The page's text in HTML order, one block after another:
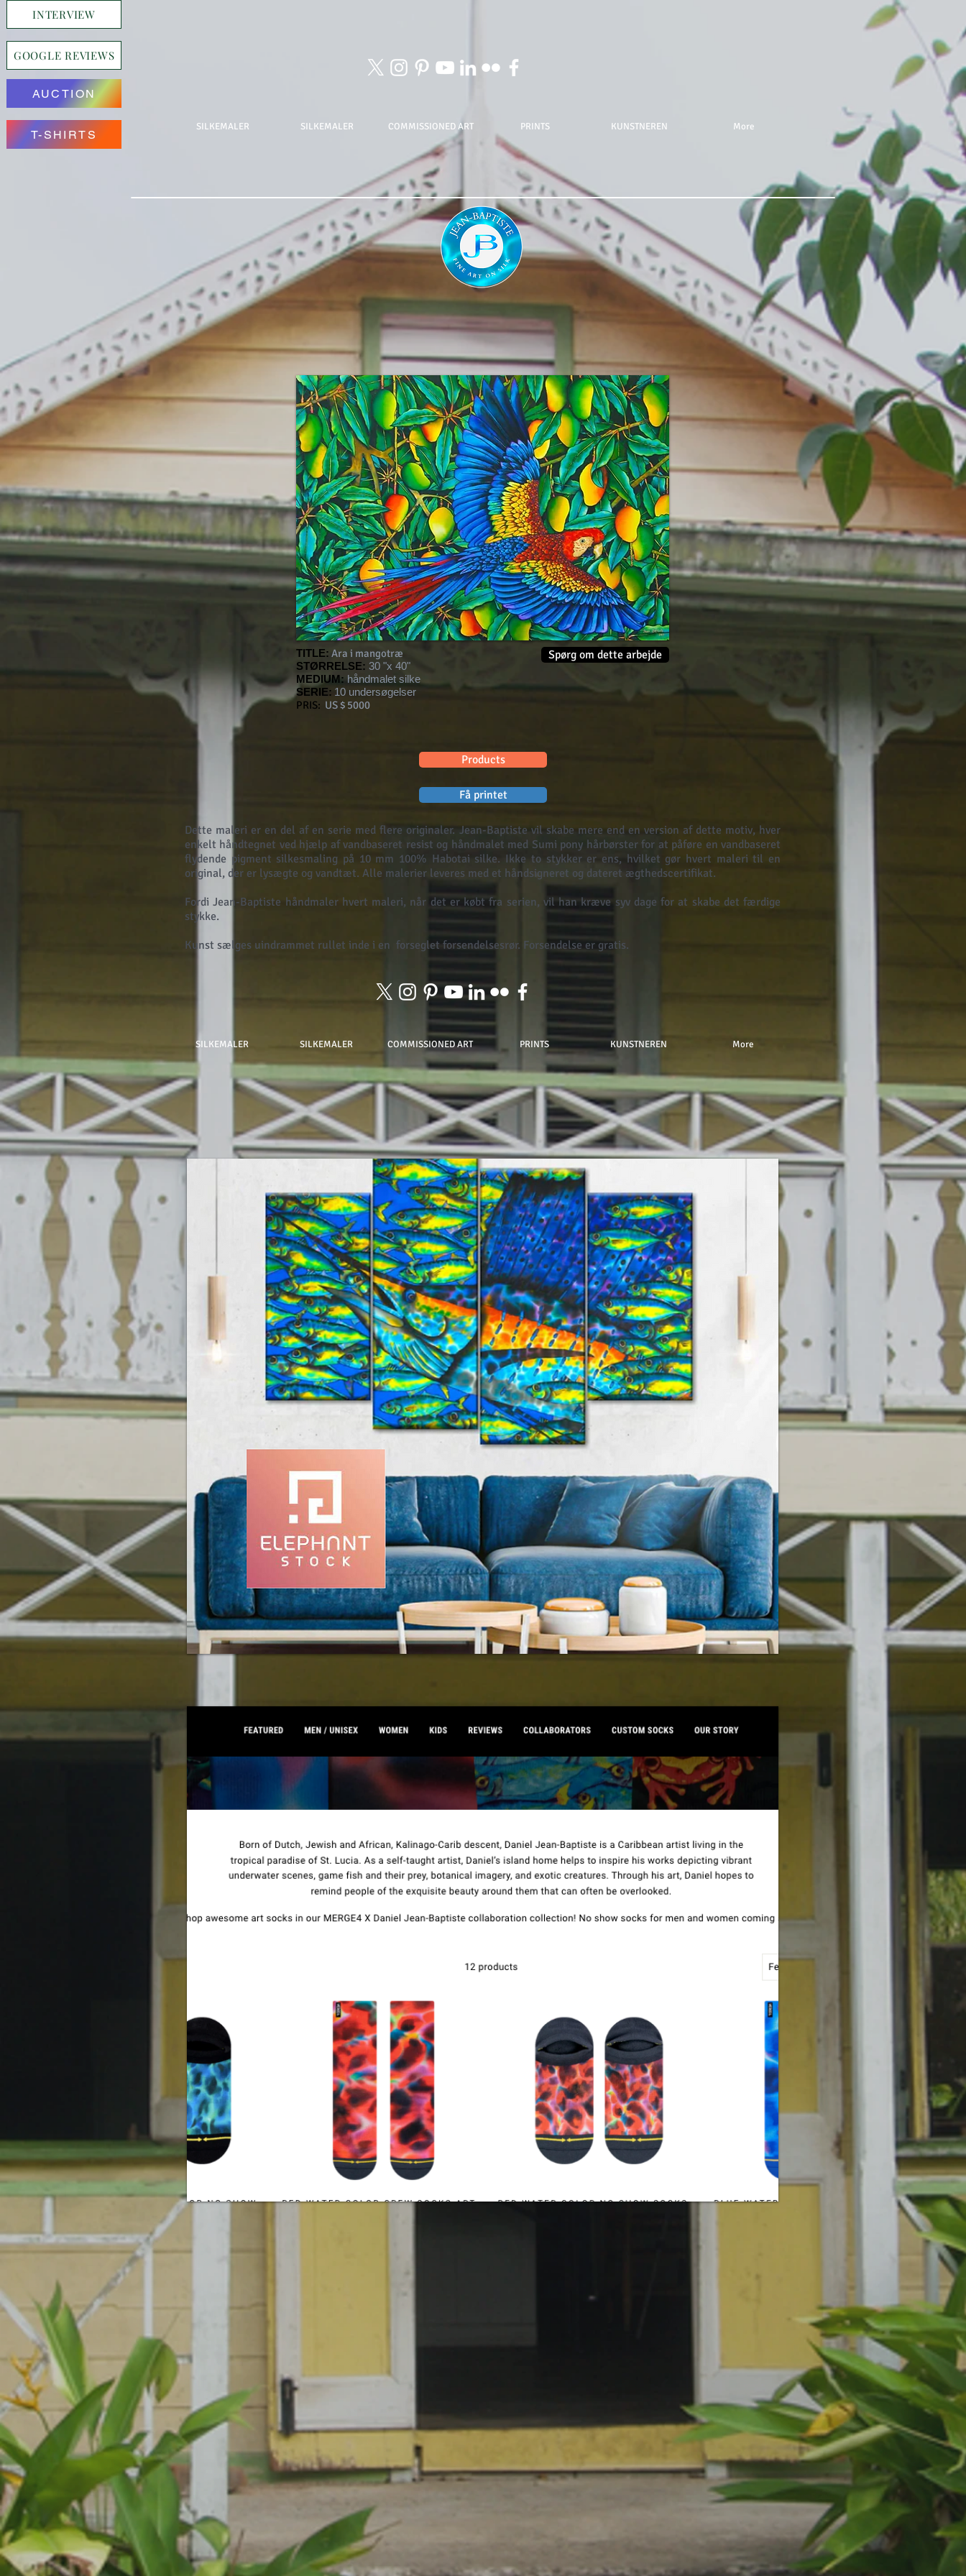
INTERVIEW
GOOGLE REVIEWS
AUCTION
T-SHIRTS
SILKEMALER SILKEMALER COMMISSIONED ART PRINTS KUNSTNEREN More
TITLE: Ara i mangotræ
STØRRELSE: 30 "x 40"
MEDIUM: håndmalet silke
SERIE: 10 undersøgelser
PRIS: US $ 5000
Spørg om dette arbejde
Products
Få printet
Dette maleri er en del af en serie med flere originaler. Jean-Baptiste vil skabe mere end en version af dette motiv, hver
enkelt håndtegnet ved hjælp af vandbaseret resist og håndmalet med Sumi pony hårbørster for at påføre en vandbaseret
flydende pigment silkesmaling på 10 mm 100% Habotai silke. Ikke to stykker er ens, hvilket gør hvert maleri til en
original, der er lysægte og vandtæt. Alle malerier leveres med et håndsigneret og dateret ægthedscertifikat.
Fordi Jean-Baptiste håndmaler hvert maleri, når det er købt fra serien, vil han kræve syv dage for at skabe det færdige
stykke.
Kunst sælges uindrammet rullet inde i en forseglet forsendelsesrør. Forsendelse er gratis.
SILKEMALER SILKEMALER COMMISSIONED ART PRINTS KUNSTNEREN More